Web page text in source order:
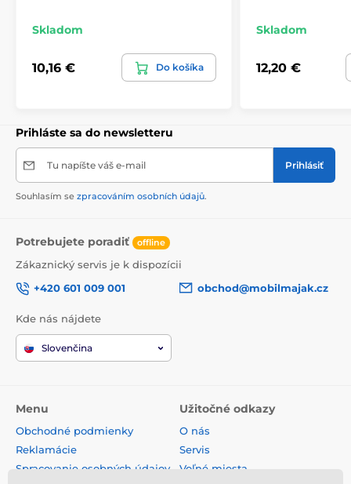
Skladom
10,16 € Do košíka
Skladom
12,20 €
Prihláste sa do newsletteru
Tu napíšte váš e-mail Prihlásiť
Souhlasím se zpracováním osobních údajů.
Potrebujete poradiť offline
Zákaznický servis je k dispozícii
+420 601 009 001
obchod@mobilmajak.cz
Kde nás nájdete
Slovenčina
Menu
Obchodné podmienky
Reklamácie
Spracovanie osobných údajov
Užitočné odkazy
O nás
Servis
Voľné miesta